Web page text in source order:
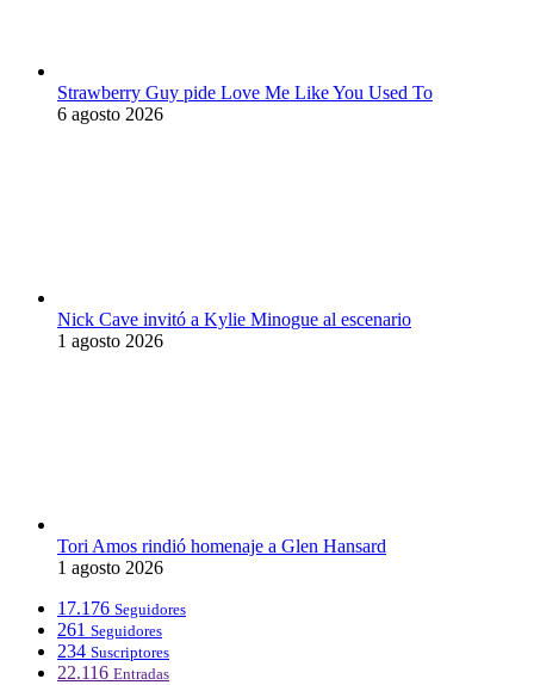
Strawberry Guy pide Love Me Like You Used To
6 agosto 2026
Nick Cave invitó a Kylie Minogue al escenario
1 agosto 2026
Tori Amos rindió homenaje a Glen Hansard
1 agosto 2026
17.176 Seguidores
261 Seguidores
234 Suscriptores
22.116 Entradas